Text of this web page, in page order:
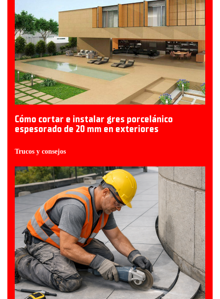
Cómo cortar e instalar gres porcelánico
espesorado de 20 mm en exteriores
Trucos y consejos